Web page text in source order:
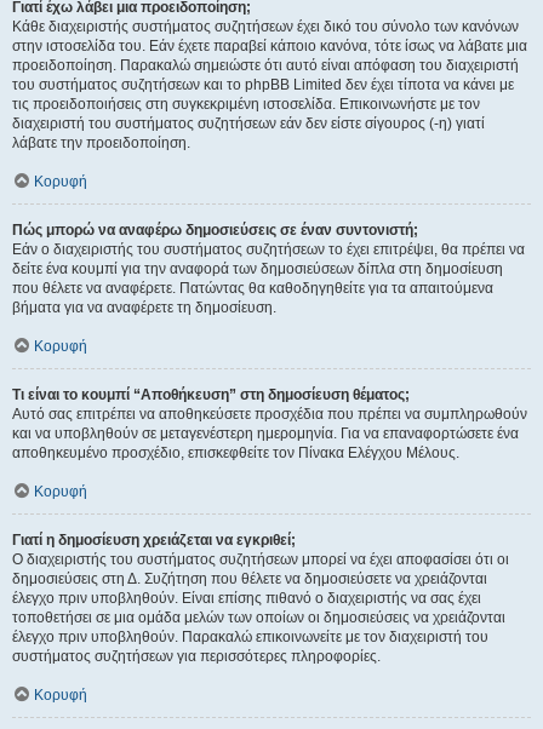
Γιατί έχω λάβει μια προειδοποίηση;
Κάθε διαχειριστής συστήματος συζητήσεων έχει δικό του σύνολο των κανόνων
στην ιστοσελίδα του. Εάν έχετε παραβεί κάποιο κανόνα, τότε ίσως να λάβατε μια
προειδοποίηση. Παρακαλώ σημειώστε ότι αυτό είναι απόφαση του διαχειριστή
του συστήματος συζητήσεων και το phpBB Limited δεν έχει τίποτα να κάνει με
τις προειδοποιήσεις στη συγκεκριμένη ιστοσελίδα. Επικοινωνήστε με τον
διαχειριστή του συστήματος συζητήσεων εάν δεν είστε σίγουρος (-η) γιατί
λάβατε την προειδοποίηση.
Κορυφή
Πώς μπορώ να αναφέρω δημοσιεύσεις σε έναν συντονιστή;
Εάν ο διαχειριστής του συστήματος συζητήσεων το έχει επιτρέψει, θα πρέπει να
δείτε ένα κουμπί για την αναφορά των δημοσιεύσεων δίπλα στη δημοσίευση
που θέλετε να αναφέρετε. Πατώντας θα καθοδηγηθείτε για τα απαιτούμενα
βήματα για να αναφέρετε τη δημοσίευση.
Κορυφή
Τι είναι το κουμπί “Αποθήκευση” στη δημοσίευση θέματος;
Αυτό σας επιτρέπει να αποθηκεύσετε προσχέδια που πρέπει να συμπληρωθούν
και να υποβληθούν σε μεταγενέστερη ημερομηνία. Για να επαναφορτώσετε ένα
αποθηκευμένο προσχέδιο, επισκεφθείτε τον Πίνακα Ελέγχου Μέλους.
Κορυφή
Γιατί η δημοσίευση χρειάζεται να εγκριθεί;
Ο διαχειριστής του συστήματος συζητήσεων μπορεί να έχει αποφασίσει ότι οι
δημοσιεύσεις στη Δ. Συζήτηση που θέλετε να δημοσιεύσετε να χρειάζονται
έλεγχο πριν υποβληθούν. Είναι επίσης πιθανό ο διαχειριστής να σας έχει
τοποθετήσει σε μια ομάδα μελών των οποίων οι δημοσιεύσεις να χρειάζονται
έλεγχο πριν υποβληθούν. Παρακαλώ επικοινωνείτε με τον διαχειριστή του
συστήματος συζητήσεων για περισσότερες πληροφορίες.
Κορυφή